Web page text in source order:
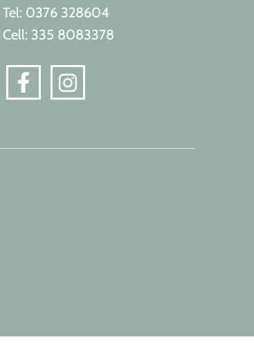
Tel: 0376 328604
Cell: 335 8083378